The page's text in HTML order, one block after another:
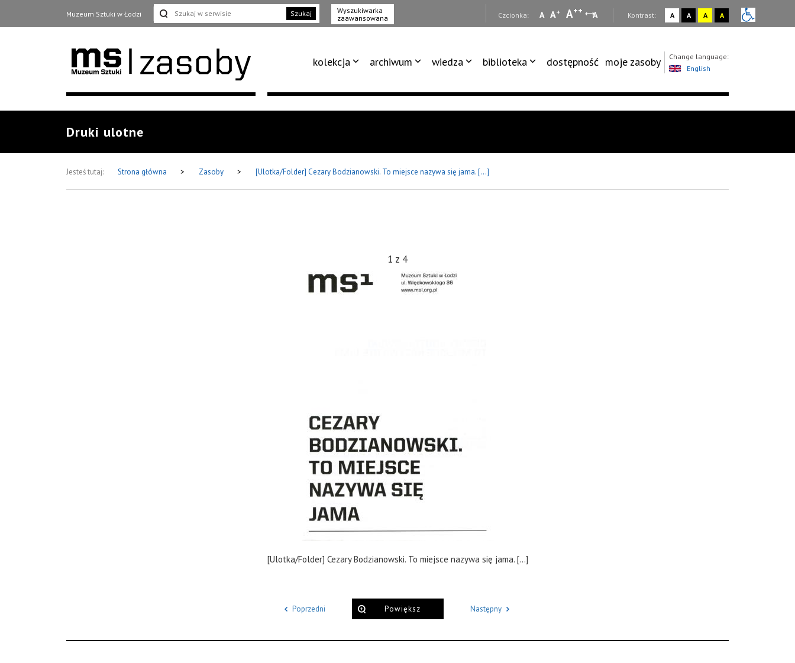
Muzeum Sztuki w Łodzi Szukaj
Wyszukiwarka
zaawansowana
Czcionka: A A+ A++ A Kontrast: A A A A
kolekcja archiwum wiedza biblioteka dostępność moje zasoby
Change language:
English
Druki ulotne
Jesteś tutaj: Strona główna > Zasoby > [Ulotka/Folder] Cezary Bodzianowski. To miejsce nazywa się jama. […]
1 z 4
[Ulotka/Folder] Cezary Bodzianowski. To miejsce nazywa się jama. […]
Poprzedni Powiększ Następny